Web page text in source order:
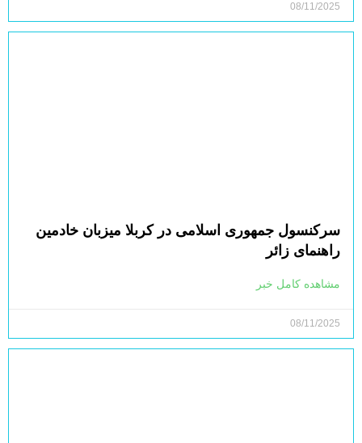
08/11/2025
سرکنسول جمهوری اسلامی در کربلا میزبان خادمین
راهنمای زائر
مشاهده کامل خبر
08/11/2025